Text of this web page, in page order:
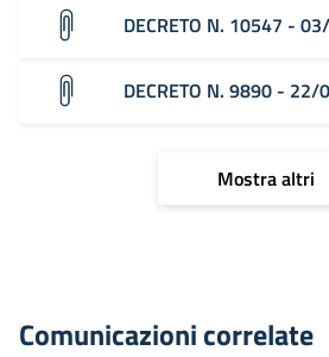
DECRETO N. 10547 -
DECRETO N. 9890 -
Mostra altri
Comunicazioni correlate